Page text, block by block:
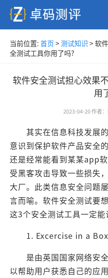
当前位置: 首页 >测试知识 >软
全测试工具你用了吗?
软件安全测试担心效果
用
2023-04-20作者：
其实在信息科技发展的
意识到保护软件产品安全
还是经常能看到某某app
受黑客攻击导致一些损失
大厂。此类信息安全问题屡
言而喻。软件安全测试要
这3个安全测试工具一定能
1. Excercise in a Box
是由英国国家网络安全
以帮助用户获悉自己的应